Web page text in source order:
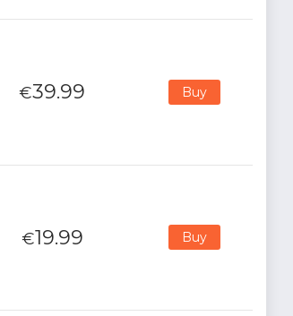
€39.99 Buy
€19.99 Buy